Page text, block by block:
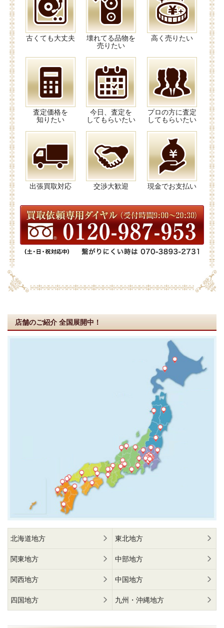
古くても大丈夫
壊れてる品物を
売りたい
高く売りたい
査定価格を
知りたい
今日、査定を
してもらいたい
プロの方に査定
してもらいたい
出張買取対応 交渉大歓迎 現金でお支払い
店舗のご紹介 全国展開中！
北海道地方 東北地方
関東地方 中部地方
関西地方 中国地方
四国地方 九州・沖縄地方